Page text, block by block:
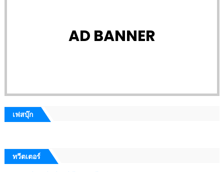
AD BANNER
เฟสบุ๊ก
ทวีตเตอร์